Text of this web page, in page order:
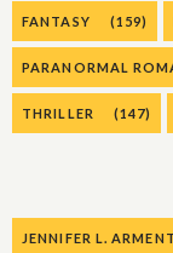
FANTASY (159)
PARANORMAL
THRILLER (147)
JENNIFER L.